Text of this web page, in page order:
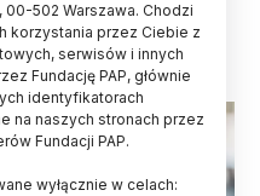
502 Warszawa. Chodzi
korzystania przez Ciebie z
serwisów i innych
Fundację PAP, głównie
identyfikatorach
na naszych stronach przez
Fundacji PAP.
wyłącznie w celach: